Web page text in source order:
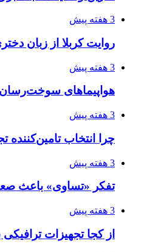
3 هفته پیش
روایت کربلا از زبان
3 هفته پیش
هواپیماهای سوخت‌رسان
3 هفته پیش
چرا انتخاب
3 هفته پیش
تفکر «تساوی» باعث
3 هفته پیش
از کجا تجهیزات